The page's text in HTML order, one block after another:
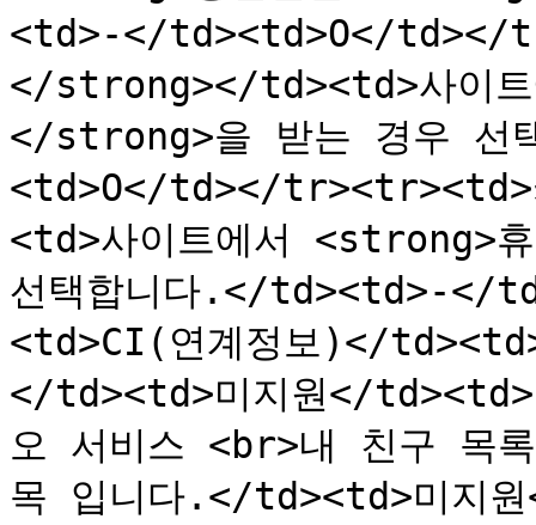
<td>-</td><td>O</td></
</strong></td><td>사이
</strong>을 받는 경우
<td>O</td></tr><tr><td>
<td>사이트에서 <strong>
선택합니다.</td><td>-</
<td>CI(연계정보)</
</td><td>미지원</
오 서비스 <br>내 친구 목
목 입니다.</td><td>미지